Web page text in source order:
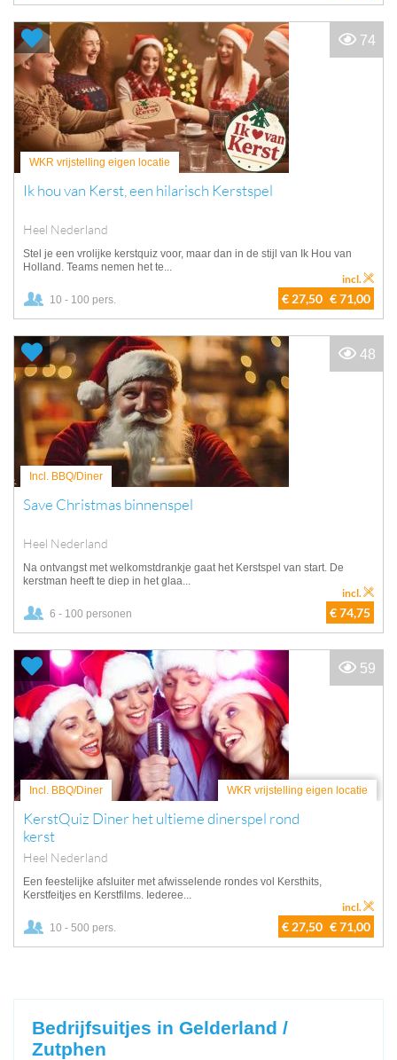
WKR vrijstelling eigen locatie
Ik hou van Kerst, een hilarisch Kerstspel
Heel Nederland
Stel je een vrolijke kerstquiz voor, maar dan in de stijl van Ik Hou van
Holland. Teams nemen het te...
10 - 100 pers. € 27,50 € 71,00
incl.
74
Incl. BBQ/Diner
Save Christmas binnenspel
Heel Nederland
Na ontvangst met welkomstdrankje gaat het Kerstspel van start. De
kerstman heeft te diep in het glaa...
6 - 100 personen € 74,75
incl.
48
Incl. BBQ/Diner WKR vrijstelling eigen locatie
KerstQuiz Diner het ultieme dinerspel rond
kerst
Heel Nederland
Een feestelijke afsluiter met afwisselende rondes vol Kersthits,
Kerstfeitjes en Kerstfilms. Iederee...
10 - 500 pers. € 27,50 € 71,00
incl.
59
Bedrijfsuitjes in Gelderland /
Zutphen